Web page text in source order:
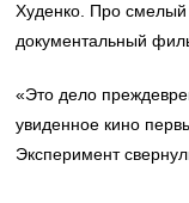
Худенко. Про
документальный
«Это дело
увиденное кино
Эксперимент